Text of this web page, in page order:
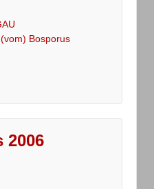
Bosporus
2006